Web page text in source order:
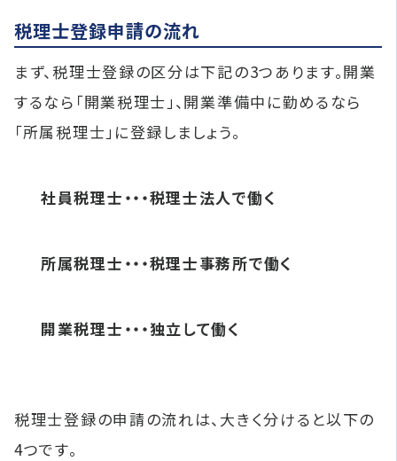
税理士登録申請の流れ
まず、税理士登録の区分は下記の3つあります。開業
するなら「開業税理士」、開業準備中に勤めるなら
「所属税理士」に登録しましょう。
社員税理士・・・税理士法人で働く
所属税理士・・・税理士事務所で働く
開業税理士・・・独立して働く
税理士登録の申請の流れは、大きく分けると以下の
4つです。